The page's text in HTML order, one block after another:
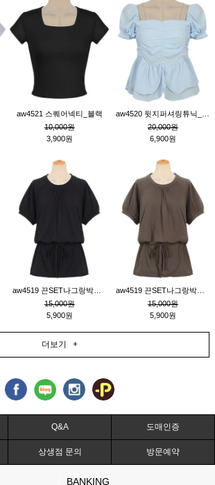
aw4521 스퀘어넥티_블랙
10,000원
3,900원
20,000원
6,900원
15,000원
5,900원
15,000원
5,900원
더보기 +
Q&A 도매인증
상생점 문의 방문예약
BANKING